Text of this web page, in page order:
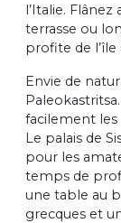
l’Italie.
terrasse ou
profite de
Envie de
facilement les
Le palais de
pour les
temps de
une table au
grecques et